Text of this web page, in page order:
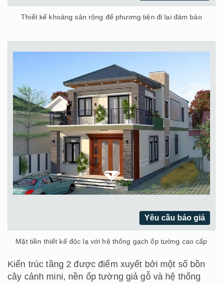
Thiết kế khoảng sân rộng để phương tiện đi lại đảm bảo
Yêu cầu báo giá
Mặt tiền thiết kế độc lạ với hệ thống gạch ốp tường cao cấp
Kiến trúc tầng 2 được điểm xuyết bởi một số bồn
cây cảnh mini, nền ốp tường giả gỗ và hệ thống